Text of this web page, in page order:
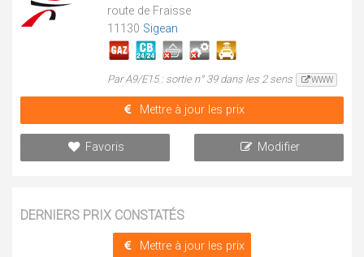
route de Fraisse
11130 Sigean
Par A9/E15 : sortie n° 39 dans les 2 sens WWW
Mettre à jour les prix
Favoris Modifier
DERNIERS PRIX CONSTATÉS
Mettre à jour les prix